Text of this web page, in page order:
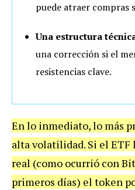
puede atraer compras
Una estructura
una corrección si el
resistencias clave.
En lo inmediato, lo más
alta volatilidad. Si el ETF
real (como ocurrió con
primeros días) el token